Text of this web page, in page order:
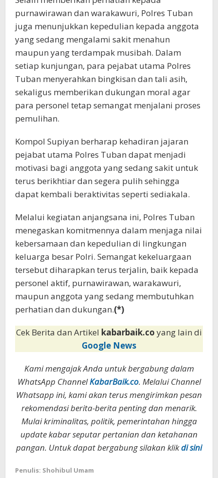
purnawirawan dan warakawuri, Polres Tuban
juga menunjukkan kepedulian kepada anggota
yang sedang mengalami sakit menahun
maupun yang terdampak musibah. Dalam
setiap kunjungan, para pejabat utama Polres
Tuban menyerahkan bingkisan dan tali asih,
sekaligus memberikan dukungan moral agar
para personel tetap semangat menjalani proses
pemulihan.
Kompol Supiyan berharap kehadiran jajaran
pejabat utama Polres Tuban dapat menjadi
motivasi bagi anggota yang sedang sakit untuk
terus berikhtiar dan segera pulih sehingga
dapat kembali beraktivitas seperti sediakala.
Melalui kegiatan anjangsana ini, Polres Tuban
menegaskan komitmennya dalam menjaga nilai
kebersamaan dan kepedulian di lingkungan
keluarga besar Polri. Semangat kekeluargaan
tersebut diharapkan terus terjalin, baik kepada
personel aktif, purnawirawan, warakawuri,
maupun anggota yang sedang membutuhkan
perhatian dan dukungan.(*)
Cek Berita dan Artikel kabarbaik.co yang lain di
Google News
Kami mengajak Anda untuk bergabung dalam
WhatsApp ChannelKabarBaik.co. Melalui Channel
Whatsapp ini, kami akan terus mengirimkan pesan
rekomendasi berita-berita penting dan menarik.
Mulai kriminalitas, politik, pemerintahan hingga
update kabar seputar pertanian dan ketahanan
pangan. Untuk dapat bergabung silakan klikdi sini
Penulis: Shohibul Umam